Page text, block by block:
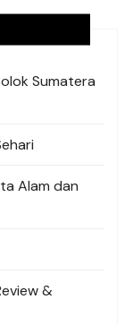
Sumatera
Alam dan
&